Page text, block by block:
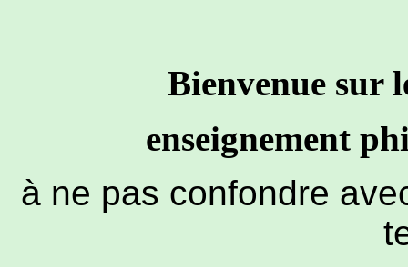
Bienvenue sur
enseignement
à ne pas confondre